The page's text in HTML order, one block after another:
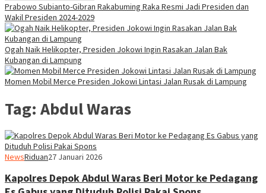
Prabowo Subianto-Gibran Rakabuming Raka Resmi Jadi Presiden dan
Wakil Presiden 2024-2029
Ogah Naik Helikopter, Presiden Jokowi Ingin Rasakan Jalan Bak
Kubangan di Lampung
Momen Mobil Merce Presiden Jokowi Lintasi Jalan Rusak di Lampung
Tag: Abdul Waras
NewsRiduan27 Januari 2026
Kapolres Depok Abdul Waras Beri Motor ke Pedagang